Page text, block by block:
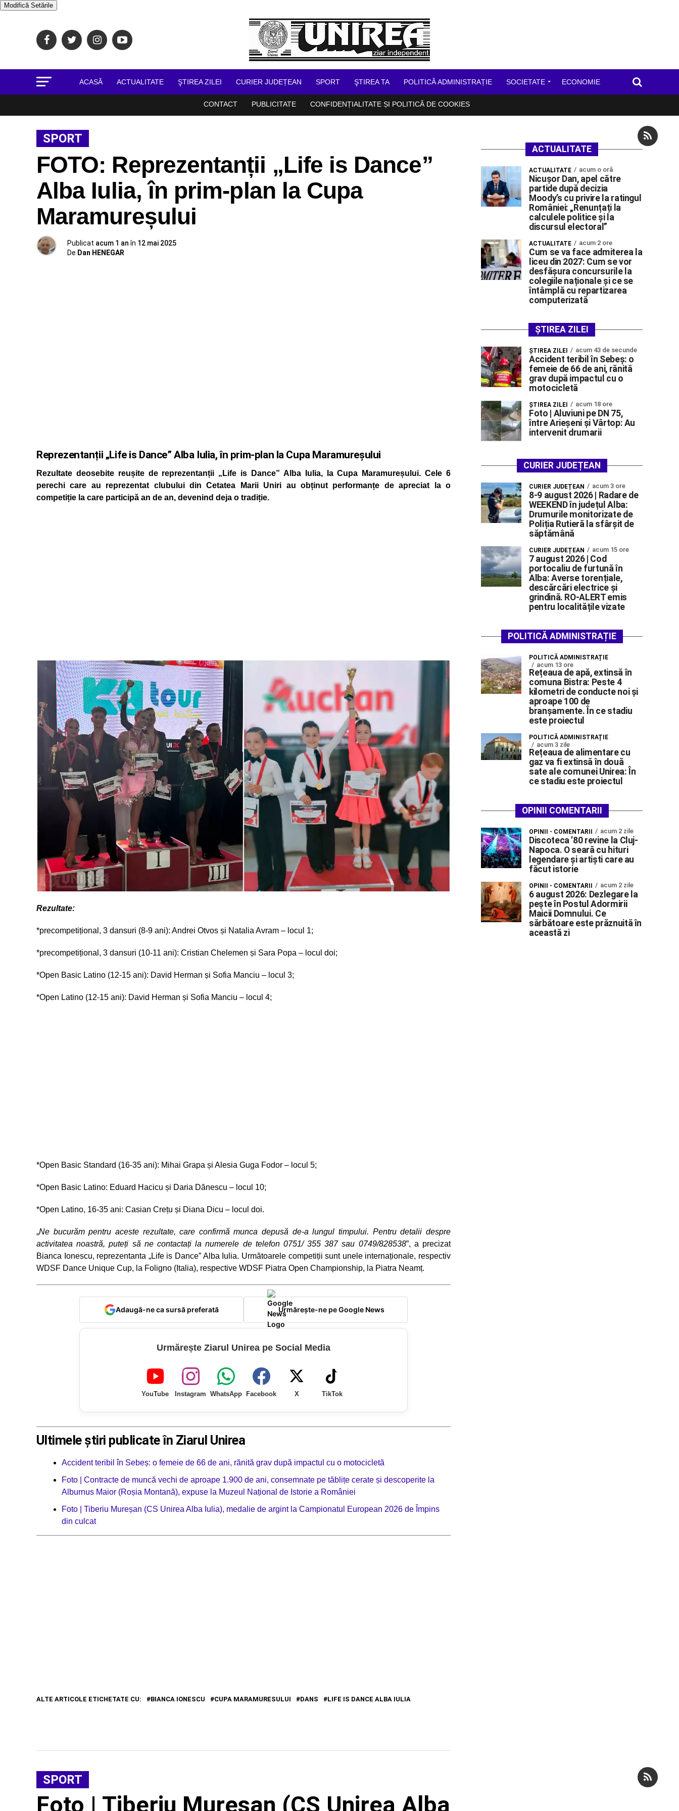
Modifică Setările
ACASĂ ACTUALITATE ŞTIREA ZILEI CURIER JUDEȚEAN SPORT ŞTIREA TA POLITICĂ ADMINISTRAȚIE SOCIETATE ECONOMIE
CONTACT PUBLICITATE CONFIDENȚIALITATE ȘI POLITICĂ DE COOKIES
SPORT
FOTO: Reprezentanții „Life is Dance”
Alba Iulia, în prim-plan la Cupa
Maramureșului
Publicat acum 1 an în 12 mai 2025
De Dan HENEGAR
Reprezentanții „Life is Dance” Alba Iulia, în prim-plan la Cupa Maramureșului
Rezultate deosebite reușite de reprezentanții „Life is Dance” Alba Iulia, la Cupa Maramureșului. Cele 6
perechi care au reprezentat clubului din Cetatea Marii Uniri au obținut performanțe de apreciat la o
competiție la care participă an de an, devenind deja o tradiție.
Rezultate:
*precompetițional, 3 dansuri (8-9 ani): Andrei Otvos și Natalia Avram – locul 1;
*precompetițional, 3 dansuri (10-11 ani): Cristian Chelemen și Sara Popa – locul doi;
*Open Basic Latino (12-15 ani): David Herman și Sofia Manciu – locul 3;
*Open Latino (12-15 ani): David Herman și Sofia Manciu – locul 4;
*Open Basic Standard (16-35 ani): Mihai Grapa și Alesia Guga Fodor – locul 5;
*Open Basic Latino: Eduard Hacicu și Daria Dănescu – locul 10;
*Open Latino, 16-35 ani: Casian Crețu și Diana Dicu – locul doi.
„Ne bucurăm pentru aceste rezultate, care confirmă munca depusă de-a lungul timpului. Pentru detalii despre
activitatea noastră, puteți să ne contactați la numerele de telefon 0751/ 355 387 sau 0749/828538”, a precizat
Bianca Ionescu, reprezentanta „Life is Dance” Alba Iulia. Următoarele competiții sunt unele internaționale, respectiv
WDSF Dance Unique Cup, la Foligno (Italia), respective WDSF Piatra Open Championship, la Piatra Neamț.
Adaugă-ne ca sursă preferată Urmărește-ne pe Google News
Urmărește Ziarul Unirea pe Social Media
YouTube Instagram WhatsApp Facebook X TikTok
Ultimele știri publicate în Ziarul Unirea
Accident teribil în Sebeș: o femeie de 66 de ani, rănită grav după impactul cu o motocicletă
Foto | Contracte de muncă vechi de aproape 1.900 de ani, consemnate pe tăblițe cerate și descoperite la
Alburnus Maior (Roșia Montană), expuse la Muzeul Național de Istorie a României
Foto | Tiberiu Mureșan (CS Unirea Alba Iulia), medalie de argint la Campionatul European 2026 de Împins
din culcat
ALTE ARTICOLE ETICHETATE CU: BIANCA IONESCU CUPA MARAMURESULUI DANS LIFE IS DANCE ALBA IULIA
SPORT
Foto | Tiberiu Mureșan (CS Unirea Alba
ACTUALITATE
ACTUALITATE acum o oră
Nicușor Dan, apel către
partide după decizia
Moody’s cu privire la ratingul
României: „Renunțați la
calculele politice și la
discursul electoral”
ACTUALITATE acum 2 ore
Cum se va face admiterea la
liceu din 2027: Cum se vor
desfășura concursurile la
colegiile naționale și ce se
întâmplă cu repartizarea
computerizată
ȘTIREA ZILEI
ŞTIREA ZILEI acum 43 de secunde
Accident teribil în Sebeș: o
femeie de 66 de ani, rănită
grav după impactul cu o
motocicletă
ŞTIREA ZILEI acum 18 ore
Foto | Aluviuni pe DN 75,
între Arieșeni și Vârtop: Au
intervenit drumarii
CURIER JUDEȚEAN
CURIER JUDEȚEAN acum 3 ore
8-9 august 2026 | Radare de
WEEKEND în județul Alba:
Drumurile monitorizate de
Poliția Rutieră la sfârșit de
săptămână
CURIER JUDEȚEAN acum 15 ore
7 august 2026 | Cod
portocaliu de furtună în
Alba: Averse torențiale,
descărcări electrice și
grindină. RO-ALERT emis
pentru localitățile vizate
POLITICĂ ADMINISTRAȚIE
POLITICĂ ADMINISTRAȚIE
acum 13 ore
Rețeaua de apă, extinsă în
comuna Bistra: Peste 4
kilometri de conducte noi și
aproape 100 de
branșamente. În ce stadiu
este proiectul
POLITICĂ ADMINISTRAȚIE
acum 3 zile
Rețeaua de alimentare cu
gaz va fi extinsă în două
sate ale comunei Unirea: În
ce stadiu este proiectul
OPINII COMENTARII
OPINII - COMENTARII acum 2 zile
Discoteca ’80 revine la Cluj-
Napoca. O seară cu hituri
legendare și artiști care au
făcut istorie
OPINII - COMENTARII acum 2 zile
6 august 2026: Dezlegare la
pește în Postul Adormirii
Maicii Domnului. Ce
sărbătoare este prăznuită în
această zi